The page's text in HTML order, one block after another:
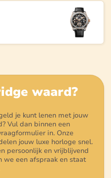
waard?
je kunt lenen met jouw
Vul dan binnen een
in. Onze
jouw luxe horloge snel.
persoonlijk en vrijblijvend
we een afspraak en staat